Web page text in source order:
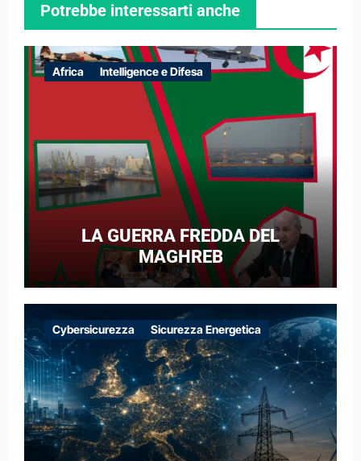
Potrebbe interessarti anche
Africa Intelligence e Difesa
LA GUERRA FREDDA DEL
MAGHREB
Cybersicurezza Sicurezza Energetica